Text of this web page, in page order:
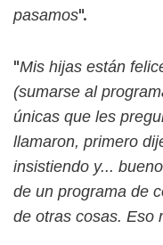
pasamos".
"Mis hijas están
(sumarse al
únicas que les
llamaron, primero
insistiendo y...
de un programa de
de otras cosas. Eso